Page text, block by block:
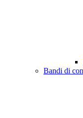
Bandi di